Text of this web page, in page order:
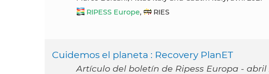
RIPESS Europe, RIES
Cuidemos el planeta : Recovery PlanET
Artículo del boletín de Ripess Europa - abril